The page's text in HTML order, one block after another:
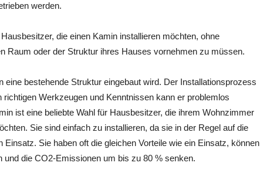
werden.
die einen Kamin installieren möchten, ohne
Raum oder der Struktur ihres Hauses vornehmen zu müssen.
eine bestehende Struktur eingebaut wird. Der Installationsprozess
Werkzeugen und Kenntnissen kann er problemlos
ist eine beliebte Wahl für Hausbesitzer, die ihrem Wohnzimmer
Sie sind einfach zu installieren, da sie in der Regel auf die
Einsatz. Sie haben oft die gleichen Vorteile wie ein Einsatz, können
und die CO2-Emissionen um bis zu 80 % senken.